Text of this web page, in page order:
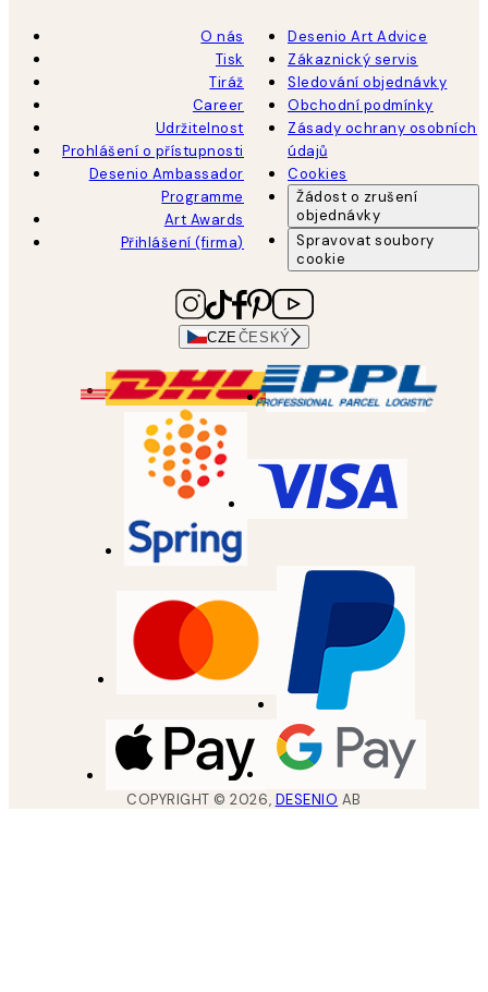
O nás
Tisk
Tiráž
Career
Udržitelnost
Prohlášení o přístupnosti
Desenio Ambassador
Programme
Art Awards
Přihlášení (firma)
Desenio Art Advice
Zákaznický servis
Sledování objednávky
Obchodní podmínky
Zásady ochrany osobních
údajů
Cookies
Žádost o zrušení
objednávky
Spravovat soubory
cookie
CZE ČESKÝ
COPYRIGHT ©2026, DESENIO AB